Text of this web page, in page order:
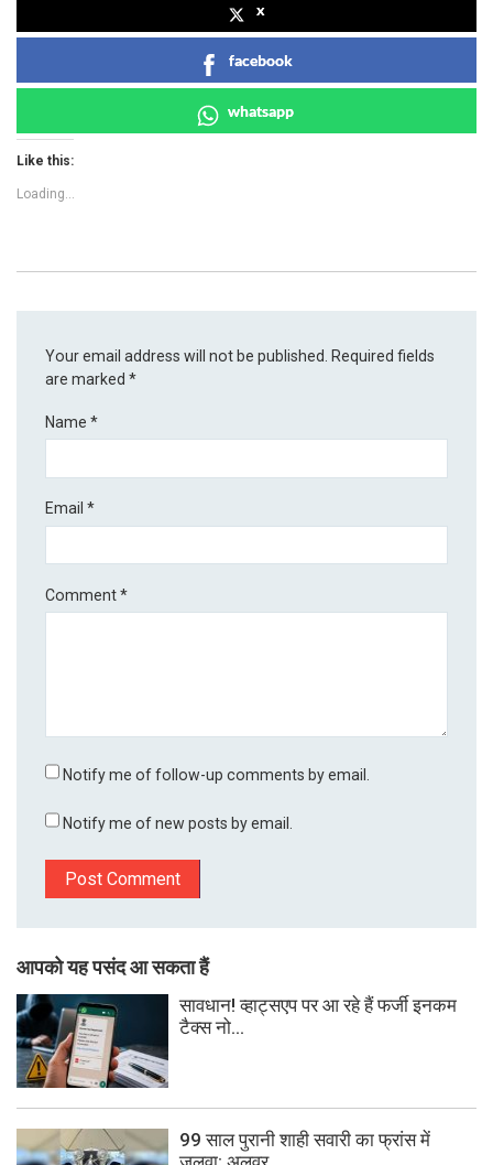
x
facebook
whatsapp
Like this:
Loading...
Your email address will not be published.
Required fields
are marked*
Name*
Email*
Comment*
Notify me of follow-up comments by email.
Notify me of new posts by email.
आपको यह पसंद आ सकता हैं
सावधान! व्हाट्सएप पर आ रहे हैं फर्जी इनकम
टैक्स नो...
99 साल पुरानी शाही सवारी का फ्रांस में